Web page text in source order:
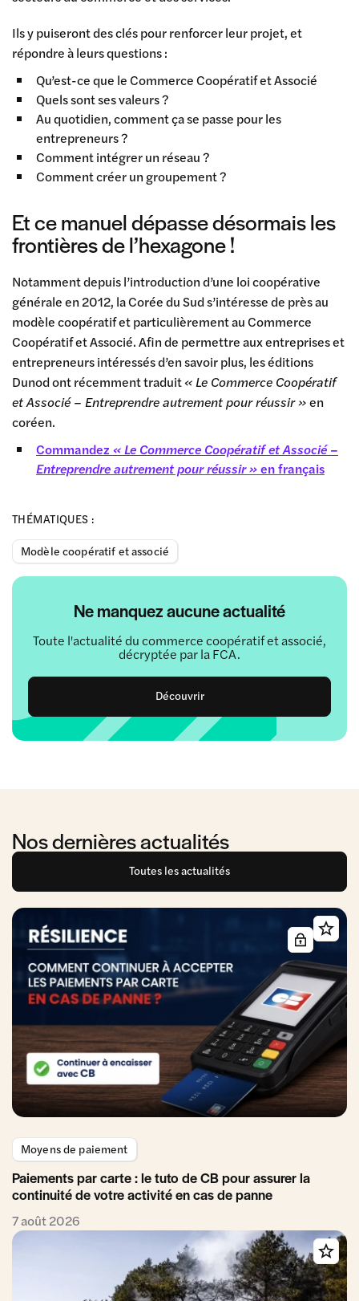
THÉMATIQUES :
Modèle coopératif et associé
Ne manquez aucune actualité
Toute l'actualité du commerce coopératif et associé,
décryptée par la FCA.
Découvrir
Ils y puiseront des clés pour renforcer leur projet, et
répondre à leurs questions :
Qu’est-ce que le Commerce Coopératif et Associé
Quels sont ses valeurs ?
Au quotidien, comment ça se passe pour les
entrepreneurs ?
Comment intégrer un réseau ?
Comment créer un groupement ?
Et ce manuel dépasse désormais les
frontières de l’hexagone !
Notamment depuis l’introduction d’une loi coopérative
générale en 2012, la Corée du Sud s’intéresse de près au
modèle coopératif et particulièrement au Commerce
Coopératif et Associé. Afin de permettre aux entreprises et
entrepreneurs intéressés d’en savoir plus, les éditions
Dunod ont récemment traduit« Le Commerce Coopératif
et Associé – Entreprendre autrement pour réussir »en
coréen.
Commandez « Le Commerce Coopératif et Associé –
Entreprendre autrement pour réussir »en français
Nos dernières actualités
Toutes les actualités
Moyens de paiement
Paiements par carte : le tuto de CB pour assurer la
continuité de votre activité en cas de panne
7 août 2026